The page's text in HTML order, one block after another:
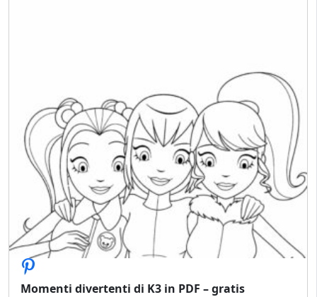
Momenti divertenti di K3 in PDF – gratis